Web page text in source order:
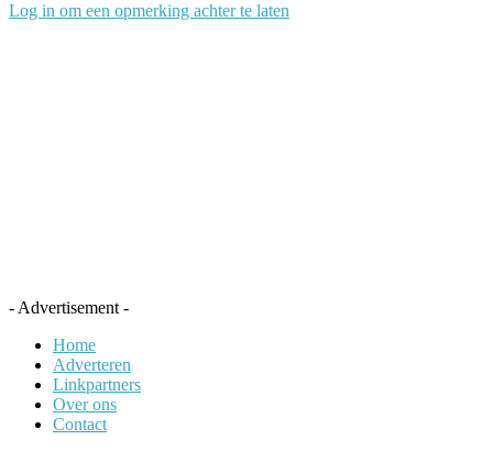
Log in om een opmerking achter te laten
- Advertisement -
Home
Adverteren
Linkpartners
Over ons
Contact